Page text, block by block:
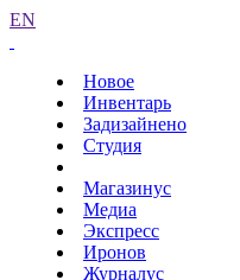
EN
Новое
Инвентарь
Задизайнено
Студия
Магазинус
Медиа
Экспресс
Иронов
Журналус